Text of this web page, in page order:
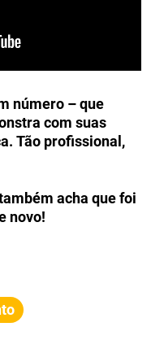
número – que
com suas
Tão profissional,
acha que foi
novo!